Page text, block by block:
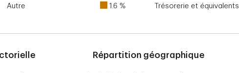
Autre 1.6 % Trésorerie et équivalents
Répartition géographique